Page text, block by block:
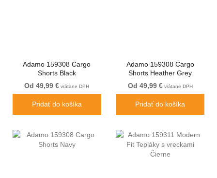
Adamo 159308 Cargo
Shorts Black
Od 49,99 € vrátane DPH
Pridať do košíka
Adamo 159308 Cargo
Shorts Heather Grey
Od 49,99 €vrátane DPH
Pridať do košíka